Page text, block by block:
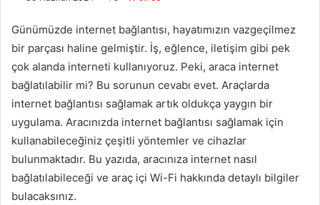
Günümüzde internet bağlantısı, hayatımızın vazgeçilmez
bir parçası haline gelmiştir. İş, eğlence, iletişim gibi pek
çok alanda interneti kullanıyoruz. Peki, araca internet
bağlatılabilir mi? Bu sorunun cevabı evet. Araçlarda
internet bağlantısı sağlamak artık oldukça yaygın bir
uygulama. Aracınızda internet bağlantısı sağlamak için
kullanabileceğiniz çeşitli yöntemler ve cihazlar
bulunmaktadır. Bu yazıda, aracınıza internet nasıl
bağlatılabileceği ve araç içi Wi-Fi hakkında detaylı bilgiler
bulacaksınız.